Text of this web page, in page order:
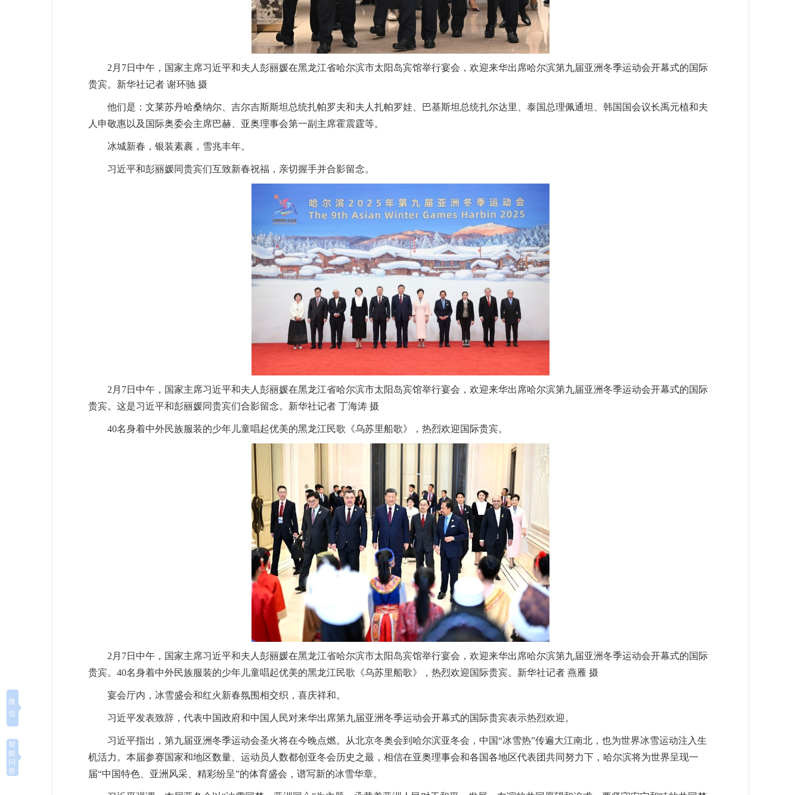
2月7日中午，国家主席习近平和夫人彭丽媛在黑龙江省哈尔滨市太阳岛宾馆举行宴会，欢迎来华出席哈尔滨第九届亚洲冬季运动会开幕式的国际
贵宾。新华社记者 谢环驰 摄
他们是：文莱苏丹哈桑纳尔、吉尔吉斯斯坦总统扎帕罗夫和夫人扎帕罗娃、巴基斯坦总统扎尔达里、泰国总理佩通坦、韩国国会议长禹元植和夫
人申敬惠以及国际奥委会主席巴赫、亚奥理事会第一副主席霍震霆等。
冰城新春，银装素裹，雪兆丰年。
习近平和彭丽媛同贵宾们互致新春祝福，亲切握手并合影留念。
2月7日中午，国家主席习近平和夫人彭丽媛在黑龙江省哈尔滨市太阳岛宾馆举行宴会，欢迎来华出席哈尔滨第九届亚洲冬季运动会开幕式的国际
贵宾。这是习近平和彭丽媛同贵宾们合影留念。新华社记者 丁海涛 摄
40名身着中外民族服装的少年儿童唱起优美的黑龙江民歌《乌苏里船歌》，热烈欢迎国际贵宾。
2月7日中午，国家主席习近平和夫人彭丽媛在黑龙江省哈尔滨市太阳岛宾馆举行宴会，欢迎来华出席哈尔滨第九届亚洲冬季运动会开幕式的国际
贵宾。40名身着中外民族服装的少年儿童唱起优美的黑龙江民歌《乌苏里船歌》，热烈欢迎国际贵宾。新华社记者 燕雁 摄
宴会厅内，冰雪盛会和红火新春氛围相交织，喜庆祥和。
习近平发表致辞，代表中国政府和中国人民对来华出席第九届亚洲冬季运动会开幕式的国际贵宾表示热烈欢迎。
习近平指出，第九届亚洲冬季运动会圣火将在今晚点燃。从北京冬奥会到哈尔滨亚冬会，中国“冰雪热”传遍大江南北，也为世界冰雪运动注入生
机活力。本届参赛国家和地区数量、运动员人数都创亚冬会历史之最，相信在亚奥理事会和各国各地区代表团共同努力下，哈尔滨将为世界呈现一
届“中国特色、亚洲风采、精彩纷呈”的体育盛会，谱写新的冰雪华章。
微
信
智
能
问
答